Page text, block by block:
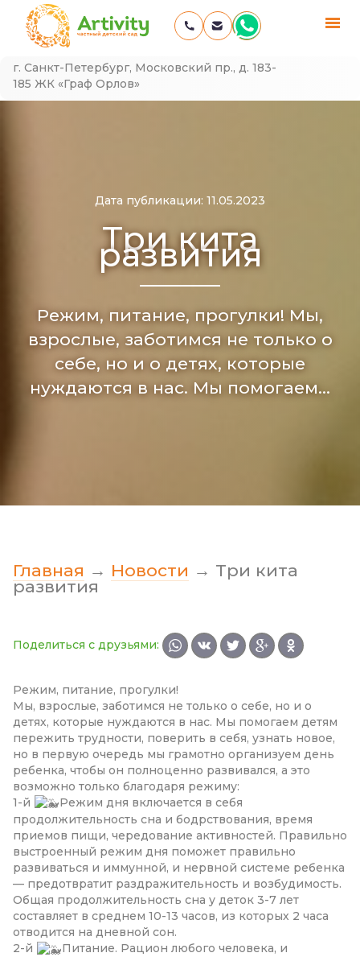
Skipг. Санкт-Петербург, Московский пр., д. 183-
185 ЖК «Граф Орлов»
Частный детский сад в Московском районе СПБ —
Artivity
Дата публикации: 11.05.2023
Три кита
развития
Режим, питание, прогулки! Мы,
взрослые, заботимся не только о
себе, но и о детях, которые
нуждаются в нас. Мы помогаем…
Главная → Новости → Три кита
развития
Поделиться с друзьями:
Режим, питание, прогулки!
Мы, взрослые, заботимся не только о себе, но и о
детях, которые нуждаются в нас. Мы помогаем детям
пережить трудности, поверить в себя, узнать новое,
но в первую очередь мы грамотно организуем день
ребенка, чтобы он полноценно развивался, а это
возможно только благодаря режиму:
1-й
Режим дня включается в себя
продолжительность сна и бодрствования, время
приемов пищи, чередование активностей. Правильно
выстроенный режим дня поможет правильно
развиваться и иммунной, и нервной системе ребенка
— предотвратит раздражительность и возбудимость.
Общая продолжительность сна у деток 3-7 лет
составляет в среднем 10-13 часов, из которых 2 часа
отводится на дневной сон.
2-й
Питание. Рацион любого человека, и